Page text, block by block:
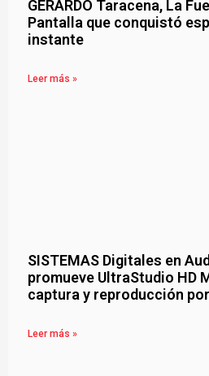
GERARDO Taracena, La
Pantalla que conquistó
instante
Leer más »
SISTEMAS Digitales en
promueve UltraStudio HD
captura y reproducción
Leer más »